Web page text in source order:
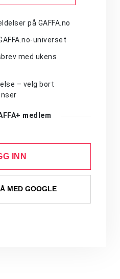
på GAFFA.no
universet
med ukens
– velg bort
medlem
INN
MED GOOGLE